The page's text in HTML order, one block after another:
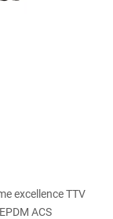
excellence TTV
ACS